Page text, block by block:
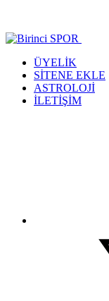
ÜYELİK
SİTENE EKLE
ASTROLOJİ
İLETİŞİM